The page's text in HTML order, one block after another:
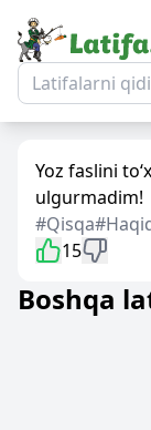
Yoz faslini
ulgurmadim!
#Qisqa
15
Boshqa